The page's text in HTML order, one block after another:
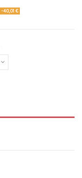
-40,01 €